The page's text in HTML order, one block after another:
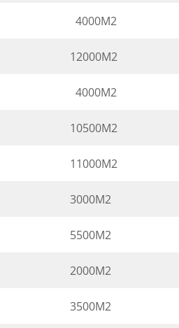
4000M2
12000M2
4000M2
10500M2
11000M2
3000M2
5500M2
2000M2
3500M2